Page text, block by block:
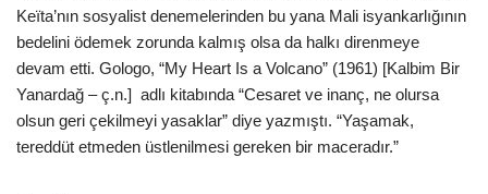
Keïta’nın sosyalist denemelerinden bu yana Mali isyankarlığının
bedelini ödemek zorunda kalmış olsa da halkı direnmeye
devam etti. Gologo, “My Heart Is a Volcano” (1961) [Kalbim Bir
Yanardağ – ç.n.] adlı kitabında “Cesaret ve inanç, ne olursa
olsun geri çekilmeyi yasaklar” diye yazmıştı. “Yaşamak,
tereddüt etmeden üstlenilmesi gereken bir maceradır.”